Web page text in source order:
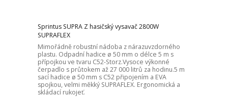
Sprintus SUPRA Z hasičský vysavač 2800W
SUPRAFLEX
Mimořádně robustní nádoba z nárazuvzdorného
plastu. Odpadní hadice ø 50 mm o délce 5 m s
přípojkou ve tvaru C52-Storz.Vysoce výkonné
čerpadlo s průtokem až 27 000 litrů za hodinu.5 m
sací hadice ø 50 mm s C52 připojením a EVA
spojkou, velmi měkký SUPRAFLEX. Ergonomická a
skládací rukojeť.